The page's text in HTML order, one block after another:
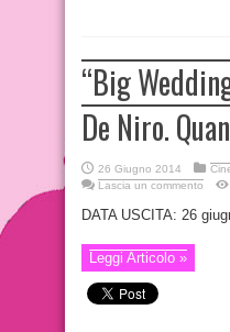
“Big
De Niro.
26 Giugno 2014
Lascia un commento
DATA USCITA: 26
Leggi Articolo »